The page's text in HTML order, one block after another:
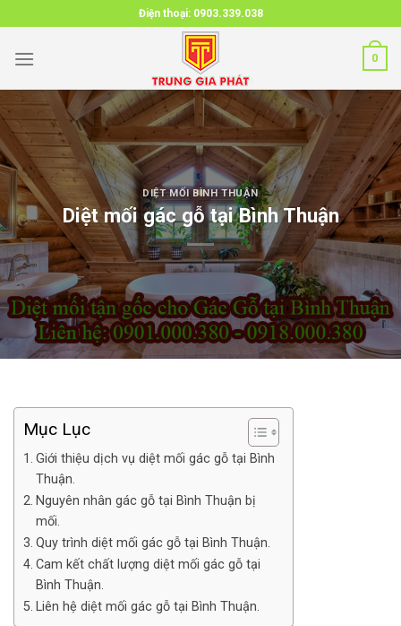
to
content
Điện thoại: 0903.339.038
0
DIỆT MỐI BÌNH THUẬN
Diệt mối gác gỗ tại Bình Thuận
Mục Lục
Giới thiệu dịch vụ diệt mối gác gỗ tại Bình
Thuận.
Nguyên nhân gác gỗ tại Bình Thuận bị
mối.
Quy trình diệt mối gác gỗ tại Bình Thuận.
Cam kết chất lượng diệt mối gác gỗ tại
Bình Thuận.
Liên hệ diệt mối gác gỗ tại Bình Thuận.